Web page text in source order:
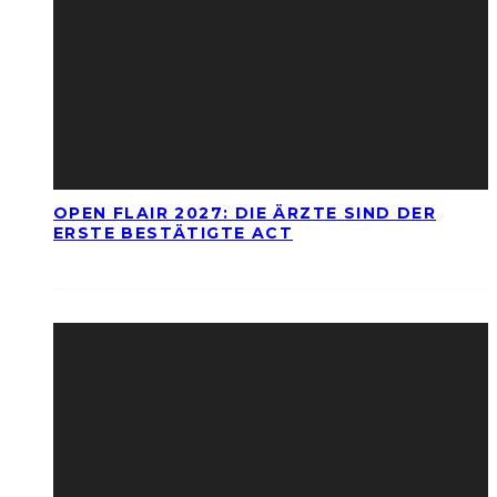
OPEN FLAIR 2027: DIE ÄRZTE SIND DER
ERSTE BESTÄTIGTE ACT